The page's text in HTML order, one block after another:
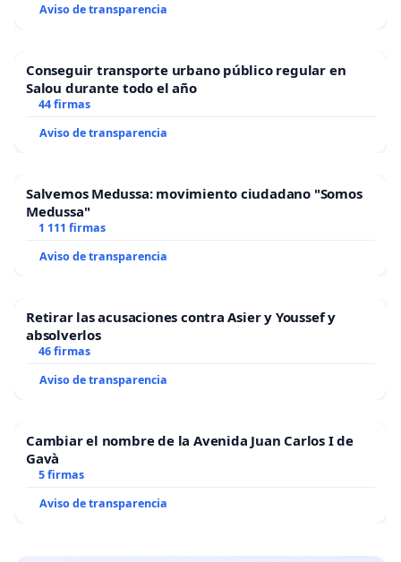
Aviso de transparencia
Conseguir transporte urbano público regular en
Salou durante todo el año
44 firmas
Aviso de transparencia
Salvemos Medussa: movimiento ciudadano "Somos
Medussa"
1 111 firmas
Aviso de transparencia
Retirar las acusaciones contra Asier y Youssef y
absolverlos
46 firmas
Aviso de transparencia
Cambiar el nombre de la Avenida Juan Carlos I de
Gavà
5 firmas
Aviso de transparencia